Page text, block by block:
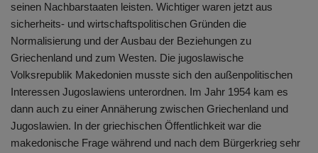
seinen Nachbarstaaten leisten. Wichtiger waren jetzt aus
sicherheits- und wirtschaftspolitischen Gründen die
Normalisierung und der Ausbau der Beziehungen zu
Griechenland und zum Westen. Die jugoslawische
Volksrepublik Makedonien musste sich den außenpolitischen
Interessen Jugoslawiens unterordnen. Im Jahr 1954 kam es
dann auch zu einer Annäherung zwischen Griechenland und
Jugoslawien. In der griechischen Öffentlichkeit war die
makedonische Frage während und nach dem Bürgerkrieg sehr